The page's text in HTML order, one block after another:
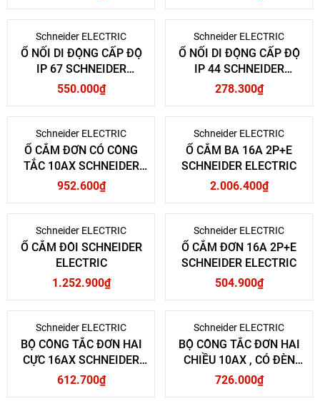
Schneider ELECTRIC
Ổ NỐI DI ĐỘNG CẤP ĐỘ
IP 67 SCHNEIDER
ELECTRIC
550.000₫
Schneider ELECTRIC
Ổ NỐI DI ĐỘNG CẤP ĐỘ
IP 44 SCHNEIDER
ELECTRIC
278.300₫
Schneider ELECTRIC
Ổ CẮM ĐƠN CÓ CÔNG
TẮC 10AX SCHNEIDER
ELECTRIC
952.600₫
Schneider ELECTRIC
Ổ CẮM BA 16A 2P+E
SCHNEIDER ELECTRIC
2.006.400₫
Schneider ELECTRIC
Ổ CẮM ĐÔI SCHNEIDER
ELECTRIC
1.252.900₫
Schneider ELECTRIC
Ổ CẮM ĐƠN 16A 2P+E
SCHNEIDER ELECTRIC
504.900₫
Schneider ELECTRIC
BỘ CÔNG TẮC ĐƠN HAI
CỰC 16AX SCHNEIDER
ELECTRIC
612.700₫
Schneider ELECTRIC
BỘ CÔNG TẮC ĐƠN HAI
CHIỀU 10AX , CÓ ĐÈN
LED SCHNEIDER
726.000₫